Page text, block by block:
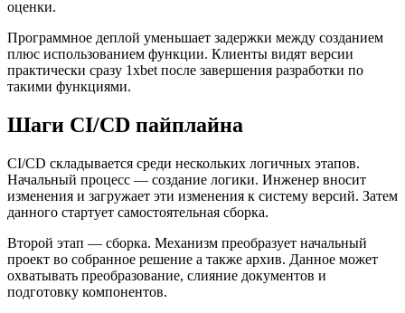
оценки.
Программное деплой уменьшает задержки между созданием
плюс использованием функции. Клиенты видят версии
практически сразу 1xbet после завершения разработки по
такими функциями.
Шаги CI/CD пайплайна
CI/CD складывается среди нескольких логичных этапов.
Начальный процесс — создание логики. Инженер вносит
изменения и загружает эти изменения к систему версий. Затем
данного стартует самостоятельная сборка.
Второй этап — сборка. Механизм преобразует начальный
проект во собранное решение а также архив. Данное может
охватывать преобразование, слияние документов и
подготовку компонентов.